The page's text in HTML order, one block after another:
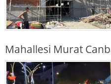
Mahallesi Murat